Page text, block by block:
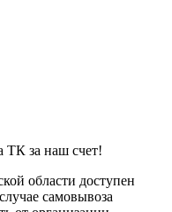
ТК за наш счет!
области доступен
самовывоза